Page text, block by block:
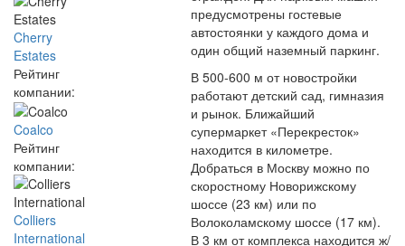
Cherry
Estates
Рейтинг
компании:
Coalco
Рейтинг
компании:
Colliers
International
предусмотрены гостевые
автостоянки у каждого дома и
один общий наземный паркинг.
В 500-600 м от новостройки
работают детский сад, гимназия
и рынок. Ближайший
супермаркет «Перекресток»
находится в километре.
Добраться в Москву можно по
скоростному Новорижскому
шоссе (23 км) или по
Волоколамскому шоссе (17 км).
В 3 км от комплекса находится ж/